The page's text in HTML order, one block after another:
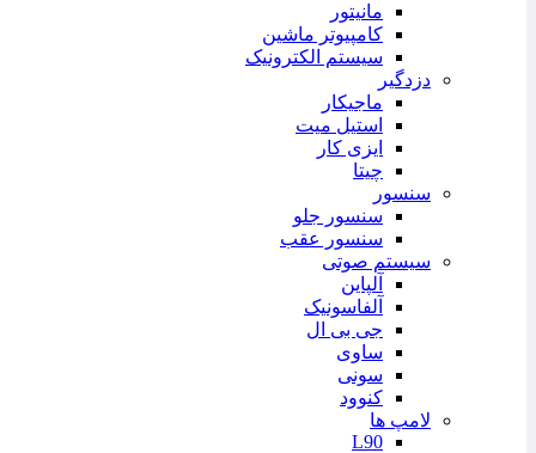
مانیتور
کامپیوتر ماشین
سیستم الکترونیک
دزدگیر
ماجیکار
استیل میت
ایزی کار
چیتا
سنسور
سنسور جلو
سنسور عقب
سیستم صوتی
آلپاین
آلفاسونیک
جی بی ال
ساوی
سونی
کنوود
لامپ ها
L90